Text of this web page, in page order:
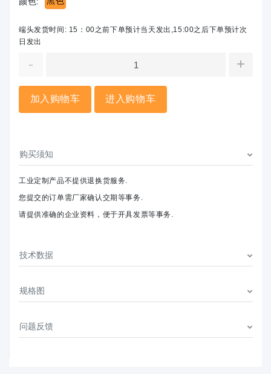
端头发货时间: 15：00之前下单预计当天发出,15:00之后下单预计次
日发出
- +
加入购物车 进入购物车
购买须知
工业定制产品不提供退换货服务.
您提交的订单需厂家确认交期等事务.
请提供准确的企业资料，便于开具发票等事务.
技术数据
规格图
问题反馈